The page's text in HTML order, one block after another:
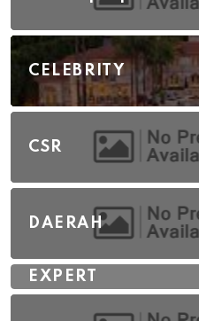
CELEBRITY
CSR
DAERAH
EXPERT